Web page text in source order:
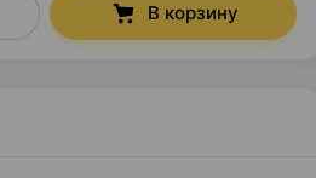
В корзину